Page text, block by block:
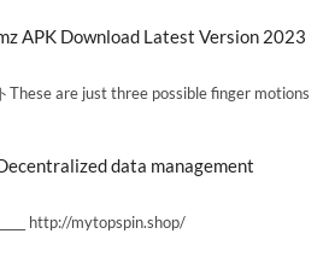
APK Download Latest Version 2023
These are just three possible finger motions
data management
http://mytopspin.shop/